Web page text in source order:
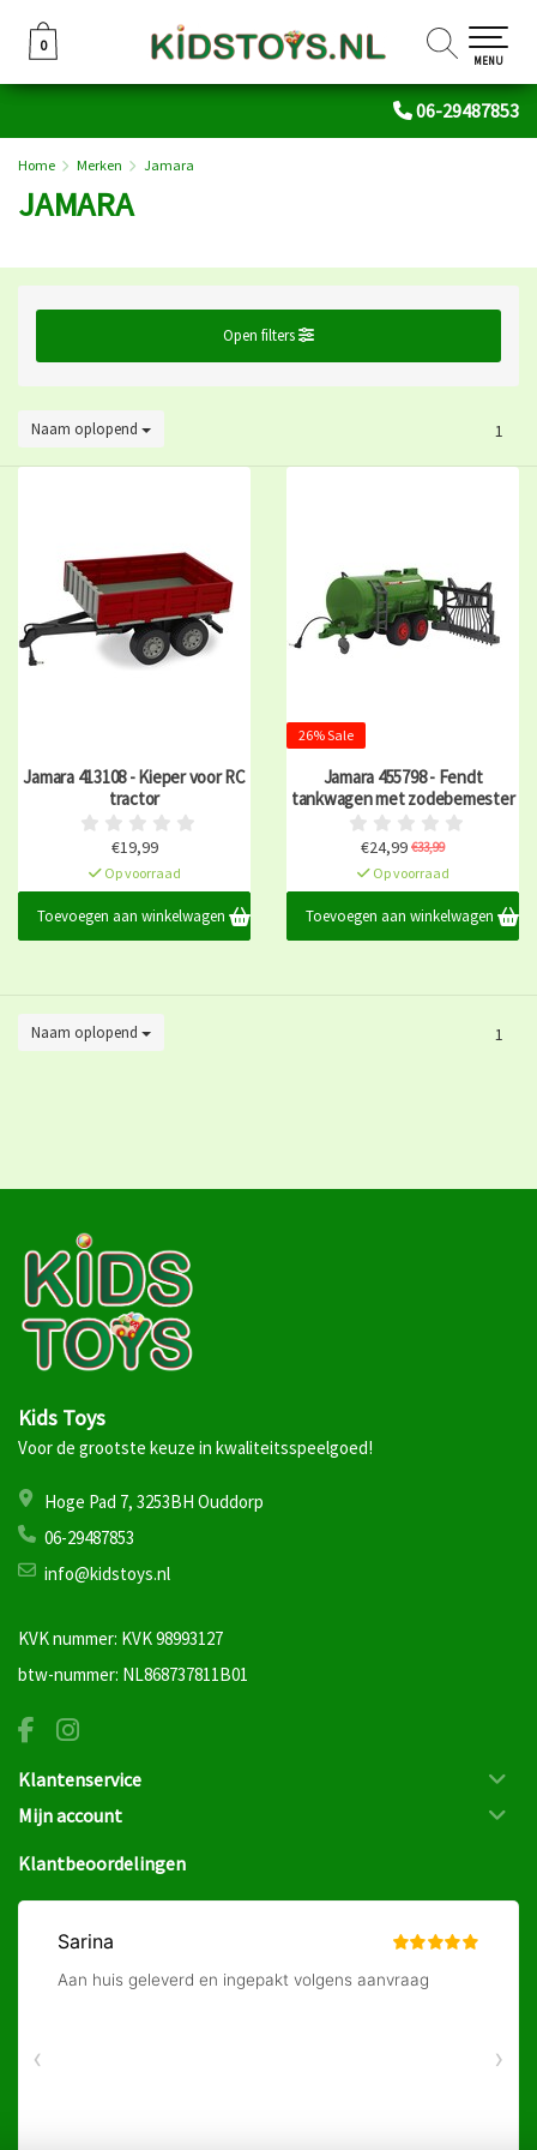
06-29487853
0
0
MENU
Home Merken Jamara
JAMARA
Open filters
Naam oplopend 1
Jamara 413108 - Kieper voor RC
tractor
€19,99
Op voorraad
Toevoegen aan winkelwagen
26% Sale
Jamara 455798 - Fendt
tankwagen met zodebemester
€24,99 €33,99
Op voorraad
Toevoegen aan winkelwagen
Naam oplopend 1
Kids Toys
Voor de grootste keuze in kwaliteitsspeelgoed!
Hoge Pad 7, 3253BH Ouddorp
06-29487853
info@kidstoys.nl
KVK nummer: KVK 98993127
btw-nummer: NL868737811B01
Klantenservice
Mijn account
Klantbeoordelingen